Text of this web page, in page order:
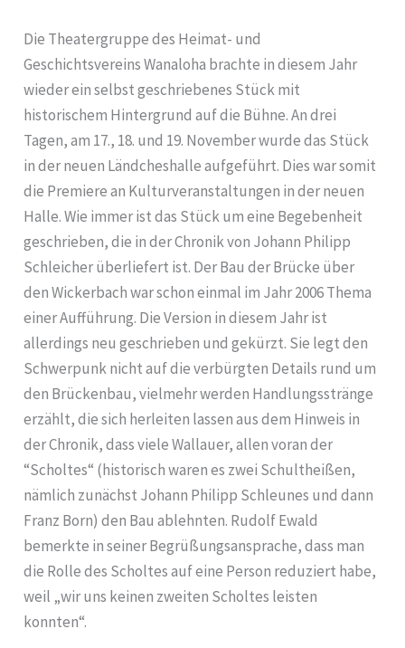
Die Theatergruppe des Heimat- und
Geschichtsvereins Wanaloha brachte in diesem Jahr
wieder ein selbst geschriebenes Stück mit
historischem Hintergrund auf die Bühne. An drei
Tagen, am 17., 18. und 19. November wurde das Stück
in der neuen Ländcheshalle aufgeführt. Dies war somit
die Premiere an Kulturveranstaltungen in der neuen
Halle. Wie immer ist das Stück um eine Begebenheit
geschrieben, die in der Chronik von Johann Philipp
Schleicher überliefert ist. Der Bau der Brücke über
den Wickerbach war schon einmal im Jahr 2006 Thema
einer Aufführung. Die Version in diesem Jahr ist
allerdings neu geschrieben und gekürzt. Sie legt den
Schwerpunk nicht auf die verbürgten Details rund um
den Brückenbau, vielmehr werden Handlungsstränge
erzählt, die sich herleiten lassen aus dem Hinweis in
der Chronik, dass viele Wallauer, allen voran der
“Scholtes“ (historisch waren es zwei Schultheißen,
nämlich zunächst Johann Philipp Schleunes und dann
Franz Born) den Bau ablehnten. Rudolf Ewald
bemerkte in seiner Begrüßungsansprache, dass man
die Rolle des Scholtes auf eine Person reduziert habe,
weil „wir uns keinen zweiten Scholtes leisten
konnten“.